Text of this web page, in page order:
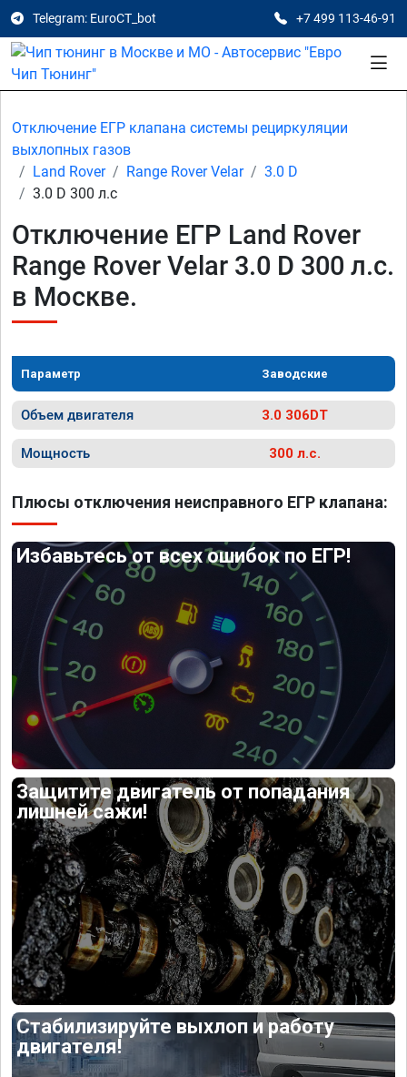
Telegram: EuroCT_bot +7 499 113-46-91
Отключение ЕГР клапана системы рециркуляции
выхлопных газов
Land Rover
Range Rover Velar
3.0 D
3.0 D 300 л.с
Отключение ЕГР Land Rover
Range Rover Velar 3.0 D 300 л.с.
в Москве.
Параметр Заводские
Объем двигателя 3.0 306DT
Мощность 300 л.с.
Плюсы отключения неисправного ЕГР клапана:
Избавьтесь от всех ошибок по ЕГР!
Защитите двигатель от попадания
лишней сажи!
Стабилизируйте выхлоп и работу
двигателя!